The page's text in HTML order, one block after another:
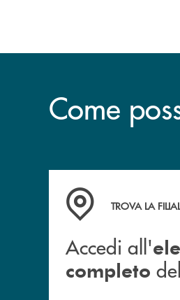
Come
Accedi all' elenco
TROVA LA
Accedi all'
completo